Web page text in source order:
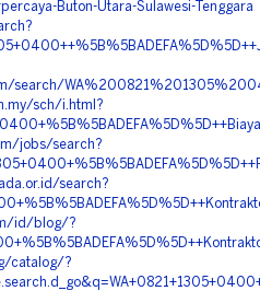
Buton-Utara-Sulawesi-Tenggara
search/
sch/i.html?
jobs/search?
search?
id/blog/?
catalog/?